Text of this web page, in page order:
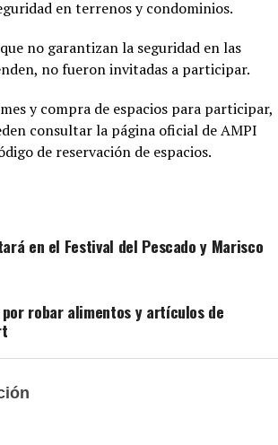
en terrenos y condominios.
no garantizan la seguridad en las
no fueron invitadas a participar.
y compra de espacios para participar,
consultar la página oficial de AMPI
de reservación de espacios.
en el Festival del Pescado y Marisco
robar alimentos y artículos de